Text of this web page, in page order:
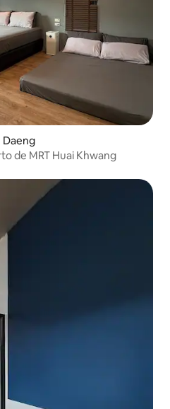
Daeng
de MRT Huai Khwang